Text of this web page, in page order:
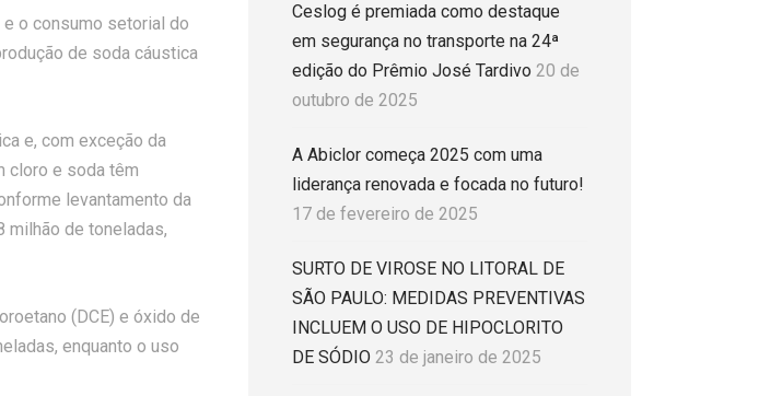
e o consumo setorial do
de soda cáustica
e, com exceção da
cloro e soda têm
levantamento da
milhão de toneladas,
(DCE) e óxido de
enquanto o uso
Ceslog é premiada como destaque
em segurança no transporte na 24ª
edição do Prêmio José Tardivo 20 de
outubro de 2025
A Abiclor começa 2025 com uma
liderança renovada e focada no futuro!
17 de fevereiro de 2025
SURTO DE VIROSE NO LITORAL DE
SÃO PAULO: MEDIDAS PREVENTIVAS
INCLUEM O USO DE HIPOCLORITO
DE SÓDIO 23 de janeiro de 2025